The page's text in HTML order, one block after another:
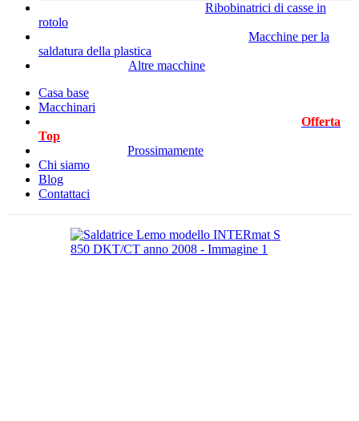
Ribobinatrici di casse in
rotolo
Macchine per la
saldatura della plastica
Altre macchine
Casa base
Macchinari
Offerta
Top
Prossimamente
Chi siamo
Blog
Contattaci